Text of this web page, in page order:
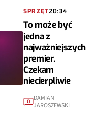
SPRZĘT20:34
To może być
jedna z
najważniejszych
premier.
Czekam
niecierpliwie
0
DAMIAN
JAROSZEWSKI